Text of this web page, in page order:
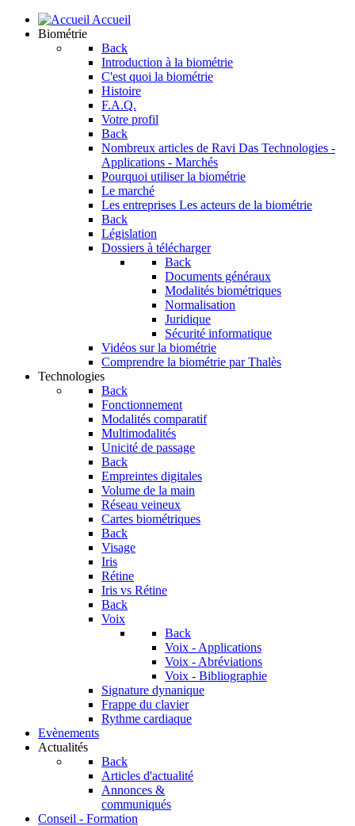
Accueil
Biométrie
Back
Introduction à la biométrie
C'est quoi la biométrie
Histoire
F.A.Q.
Votre profil
Back
Nombreux articles de Ravi Das Technologies -
Applications - Marchés
Pourquoi utiliser la biométrie
Le marché
Les entreprises Les acteurs de la biométrie
Back
Législation
Dossiers à télécharger
Back
Documents généraux
Modalités biométriques
Normalisation
Juridique
Sécurité informatique
Vidéos sur la biométrie
Comprendre la biométrie par Thalès
Technologies
Back
Fonctionnement
Modalités comparatif
Multimodalités
Unicité de passage
Back
Empreintes digitales
Volume de la main
Réseau veineux
Cartes biométriques
Back
Visage
Iris
Rétine
Iris vs Rétine
Back
Voix
Back
Voix - Applications
Voix - Abréviations
Voix - Bibliographie
Signature dynanique
Frappe du clavier
Rythme cardiaque
Evènements
Actualités
Back
Articles d'actualité
Annonces &
communiqués
Conseil - Formation